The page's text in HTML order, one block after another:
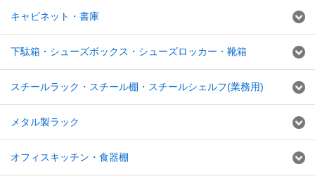
キャビネット・書庫
下駄箱・シューズボックス・シューズロッカー・靴箱
スチールラック・スチール棚・スチールシェルフ(業務用)
メタル製ラック
オフィスキッチン・食器棚